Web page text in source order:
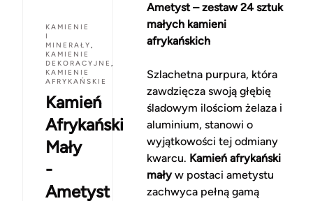
KAMIENIE
I
MINERAŁY,
KAMIENIE
DEKORACYJNE ,
KAMIENIE
AFRYKAŃSKIE
Kamień
Afrykański
Mały
-
Ametyst
Ametyst – zestaw 24 sztuk
małych kamieni
afrykańskich
Szlachetna purpura, która
zawdzięcza swoją głębię
śladowym ilościom żelaza i
aluminium, stanowi o
wyjątkowości tej odmiany
kwarcu. Kamień afrykański
maływ postaci ametystu
zachwyca pełną gamą